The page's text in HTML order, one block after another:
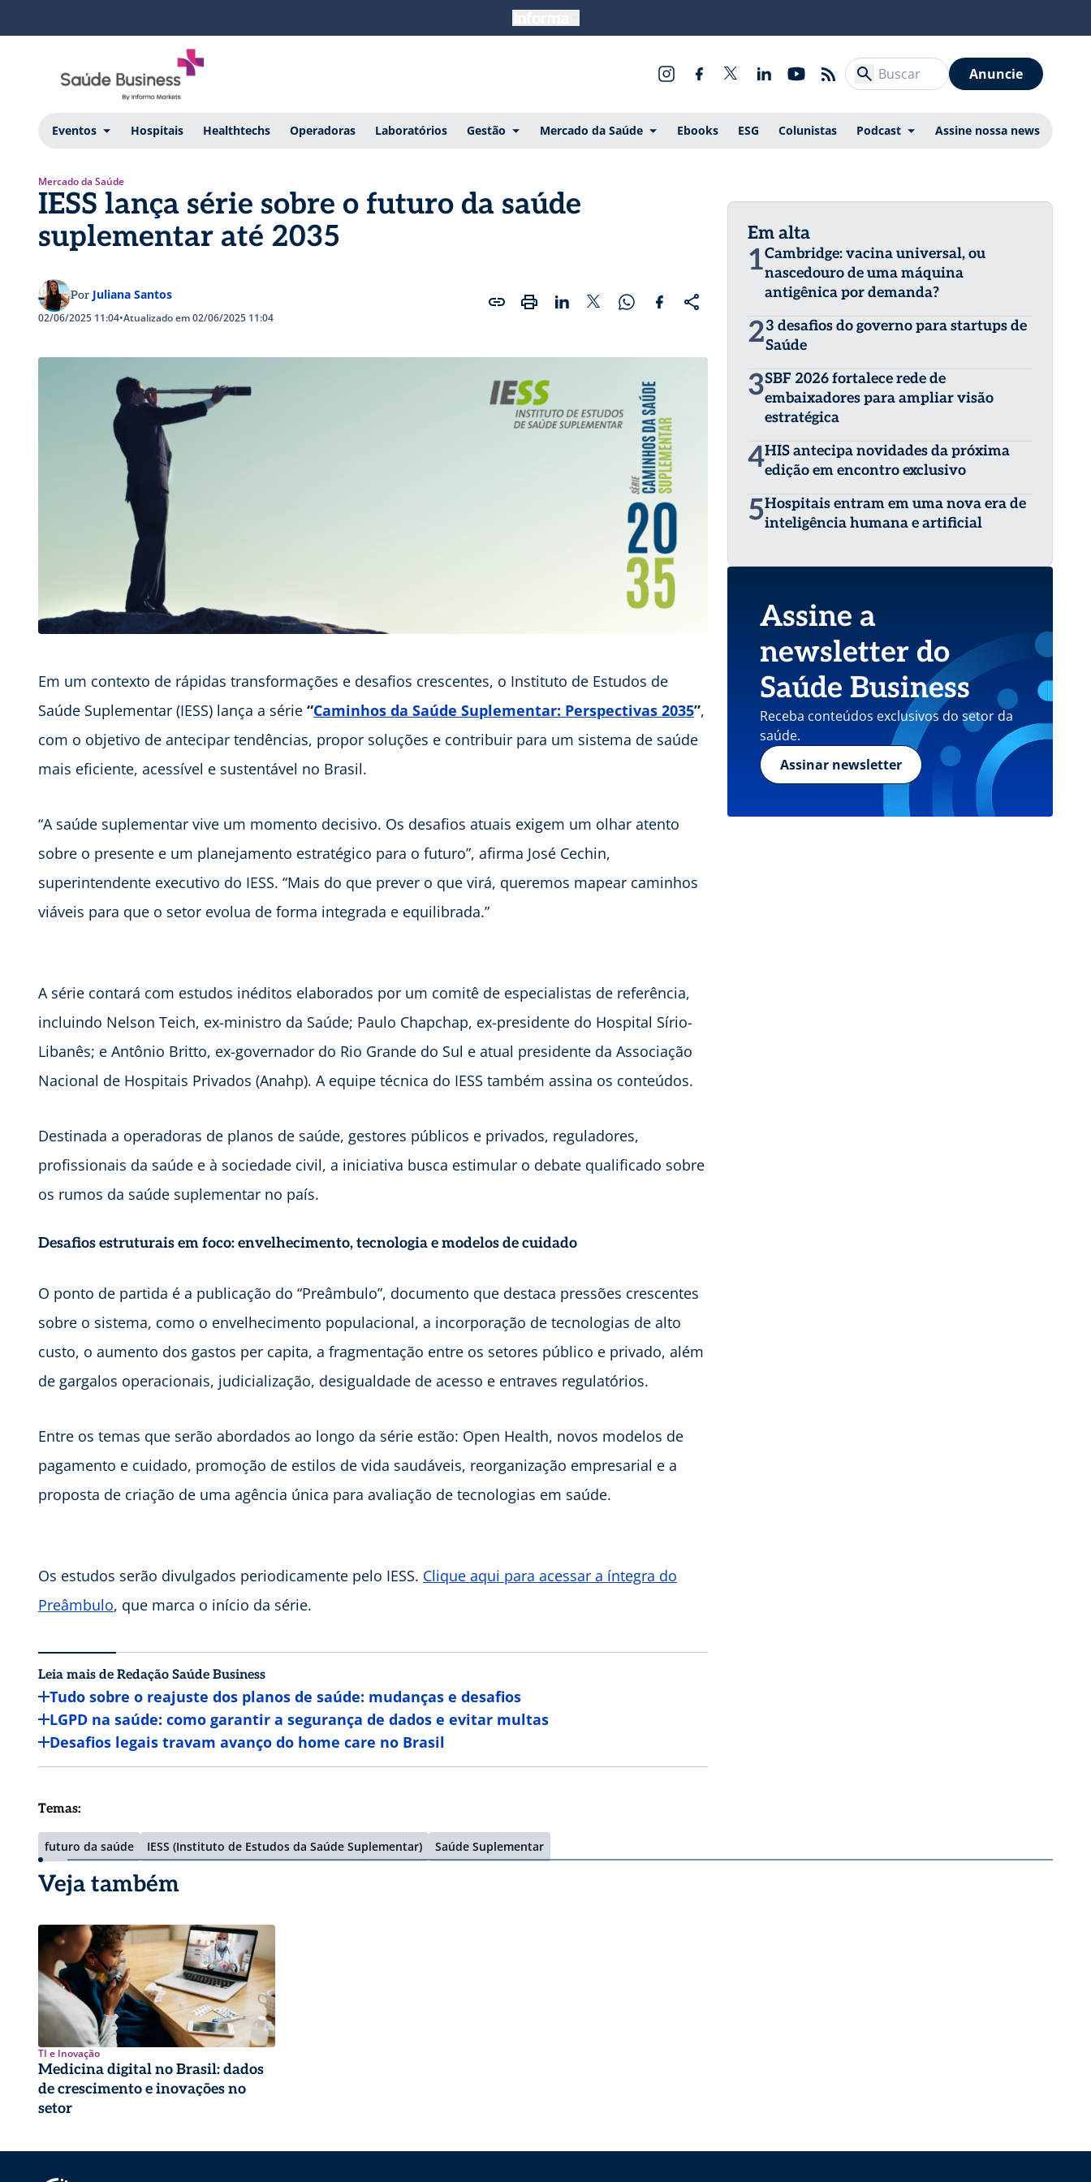
Anuncie
Eventos Hospitais Healthtechs Operadoras Laboratórios Gestão Mercado da Saúde Ebooks ESG Colunistas Podcast Assine nossa news
Mercado da Saúde
IESS lança série sobre o futuro da saúde
suplementar até 2035
Por Juliana Santos
02/06/2025 11:04•Atualizado em 02/06/2025 11:04
Em um contexto de rápidas transformações e desafios crescentes, o Instituto de Estudos de
Saúde Suplementar (IESS) lança a série “Caminhos da Saúde Suplementar: Perspectivas 2035”,
com o objetivo de antecipar tendências, propor soluções e contribuir para um sistema de saúde
mais eficiente, acessível e sustentável no Brasil.
“A saúde suplementar vive um momento decisivo. Os desafios atuais exigem um olhar atento
sobre o presente e um planejamento estratégico para o futuro”, afirma José Cechin,
superintendente executivo do IESS. “Mais do que prever o que virá, queremos mapear caminhos
viáveis para que o setor evolua de forma integrada e equilibrada.”
A série contará com estudos inéditos elaborados por um comitê de especialistas de referência,
incluindo Nelson Teich, ex-ministro da Saúde; Paulo Chapchap, ex-presidente do Hospital Sírio-
Libanês; e Antônio Britto, ex-governador do Rio Grande do Sul e atual presidente da Associação
Nacional de Hospitais Privados (Anahp). A equipe técnica do IESS também assina os conteúdos.
Destinada a operadoras de planos de saúde, gestores públicos e privados, reguladores,
profissionais da saúde e à sociedade civil, a iniciativa busca estimular o debate qualificado sobre
os rumos da saúde suplementar no país.
Desafios estruturais em foco: envelhecimento, tecnologia e modelos de cuidado
O ponto de partida é a publicação do “Preâmbulo”, documento que destaca pressões crescentes
sobre o sistema, como o envelhecimento populacional, a incorporação de tecnologias de alto
custo, o aumento dos gastos per capita, a fragmentação entre os setores público e privado, além
de gargalos operacionais, judicialização, desigualdade de acesso e entraves regulatórios.
Entre os temas que serão abordados ao longo da série estão: Open Health, novos modelos de
pagamento e cuidado, promoção de estilos de vida saudáveis, reorganização empresarial e a
proposta de criação de uma agência única para avaliação de tecnologias em saúde.
Os estudos serão divulgados periodicamente pelo IESS. Clique aqui para acessar a íntegra do
Preâmbulo, que marca o início da série.
Leia mais de Redação Saúde Business
Tudo sobre o reajuste dos planos de saúde: mudanças e desafios
LGPD na saúde: como garantir a segurança de dados e evitar multas
Desafios legais travam avanço do home care no Brasil
Temas:
futuro da saúde IESS (Instituto de Estudos da Saúde Suplementar) Saúde Suplementar
Em alta
1Cambridge: vacina universal, ou
nascedouro de uma máquina
antigênica por demanda?
23 desafios do governo para startups de
Saúde
3SBF 2026 fortalece rede de
embaixadores para ampliar visão
estratégica
4HIS antecipa novidades da próxima
edição em encontro exclusivo
5Hospitais entram em uma nova era de
inteligência humana e artificial
Assine a
newsletter do
Saúde Business
Receba conteúdos exclusivos do setor da
saúde.
Assinar newsletter
Veja também
TI e Inovação
Medicina digital no Brasil: dados
de crescimento e inovações no
setor